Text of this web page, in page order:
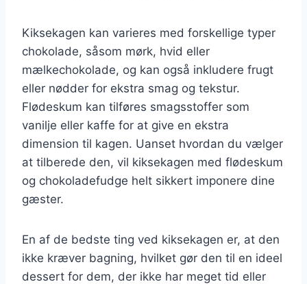
Kiksekagen kan varieres med forskellige typer
chokolade, såsom mørk, hvid eller
mælkechokolade, og kan også inkludere frugt
eller nødder for ekstra smag og tekstur.
Flødeskum kan tilføres smagsstoffer som
vanilje eller kaffe for at give en ekstra
dimension til kagen. Uanset hvordan du vælger
at tilberede den, vil kiksekagen med flødeskum
og chokoladefudge helt sikkert imponere dine
gæster.
En af de bedste ting ved kiksekagen er, at den
ikke kræver bagning, hvilket gør den til en ideel
dessert for dem, der ikke har meget tid eller